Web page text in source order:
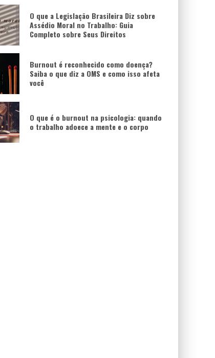
O que a Legislação Brasileira Diz sobre
Assédio Moral no Trabalho: Guia
Completo sobre Seus Direitos
Burnout é reconhecido como doença?
Saiba o que diz a OMS e como isso afeta
você
O que é o burnout na psicologia: quando
o trabalho adoece a mente e o corpo